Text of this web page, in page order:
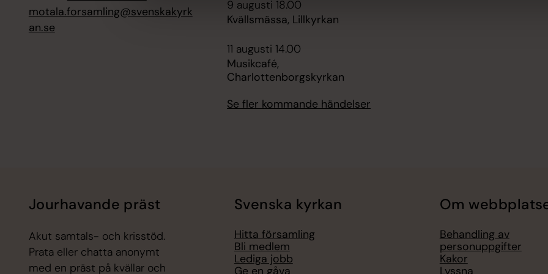
motala.forsamling@svenskakyrk
an.se
9 augusti 18.00
Kvällsmässa, Lillkyrkan
11 augusti 14.00
Musikcafé,
Charlottenborgskyrkan
Se fler kommande händelser
Jourhavande präst
Akut samtals- och krisstöd.
Prata eller chatta anonymt
med en präst på kvällar och
Svenska kyrkan
Hitta församling
Bli medlem
Lediga jobb
Ge en gåva
Om
Behandling av
personuppgifter
Kakor
Lyssna